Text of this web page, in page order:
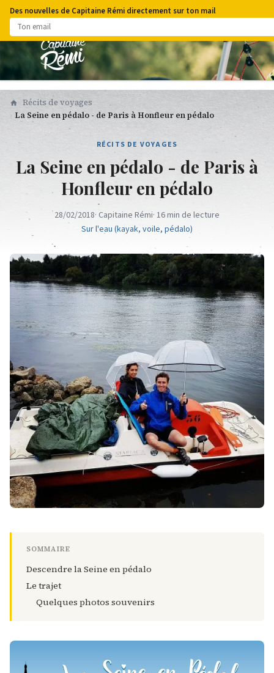
Des nouvelles de Capitaine Rémi directement sur ton mail
Récits de voyages
La Seine en pédalo - de Paris à Honfleur en pédalo
RÉCITS DE VOYAGES
La Seine en pédalo - de Paris à
Honfleur en pédalo
28/02/2018· Capitaine Rémi· 16 min de lecture
Sur l'eau (kayak, voile, pédalo)
SOMMAIRE
Descendre la Seine en pédalo
Le trajet
Quelques photos souvenirs